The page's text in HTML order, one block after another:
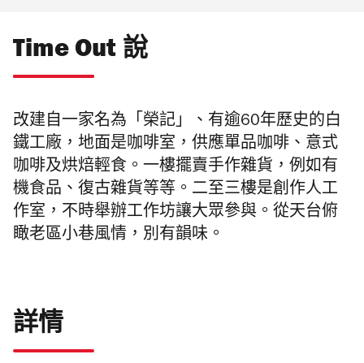
Time Out 說
改建自一家名為「榮記」、有逾60年歷史的白
鐵工廠，地面是咖啡室，供應單品咖啡、意式
咖啡及烘焙輕食。一樓擺賣手作雜貨，例如有
機食品、復古雜貨等等。二至三樓是創作人工
作室，不時舉辦工作坊讓大眾參與。從天台俯
瞰老區小巷風情，別有韻味。
詳情